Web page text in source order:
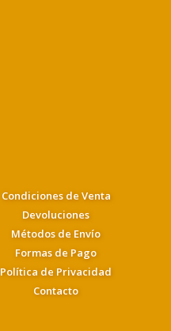
Condiciones de Venta
Devoluciones
Métodos de Envío
Formas de Pago
Política de Privacidad
Contacto